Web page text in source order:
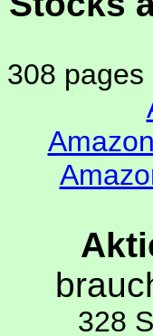
308
328